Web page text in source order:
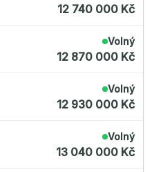
12 740 000 Kč
Volný
12 870 000 Kč
Volný
12 930 000 Kč
Volný
13 040 000 Kč